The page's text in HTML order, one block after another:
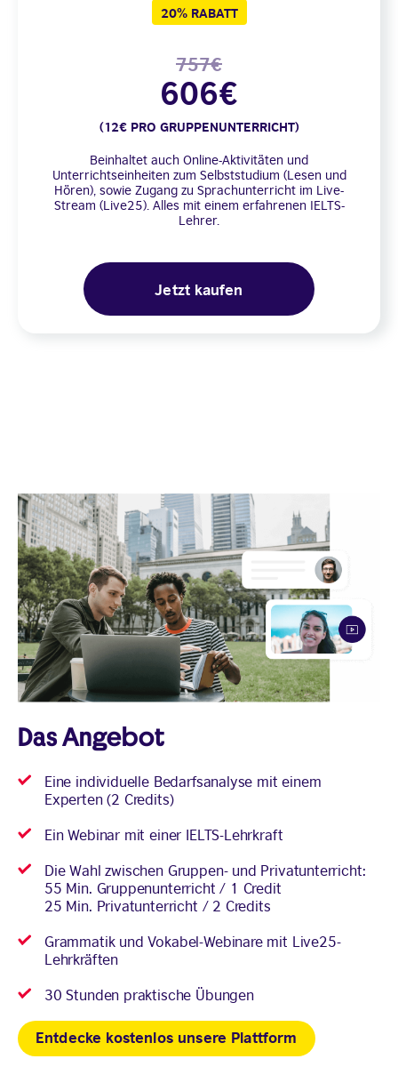
20% RABATT
757€
606€
(12€ PRO GRUPPENUNTERRICHT)
Beinhaltet auch Online-Aktivitäten und
Unterrichtseinheiten zum Selbststudium (Lesen und
Hören), sowie Zugang zu Sprachunterricht im Live-
Stream (Live25). Alles mit einem erfahrenen IELTS-
Lehrer.
Jetzt kaufen
Das Angebot
Eine individuelle Bedarfsanalyse mit einem
Experten (2 Credits)
Ein Webinar mit einer IELTS-Lehrkraft
Die Wahl zwischen Gruppen- und Privatunterricht:
55 Min. Gruppenunterricht / 1 Credit
25 Min. Privatunterricht / 2 Credits
Grammatik und Vokabel-Webinare mit Live25-
Lehrkräften
30 Stunden praktische Übungen
Entdecke kostenlos unsere Plattform